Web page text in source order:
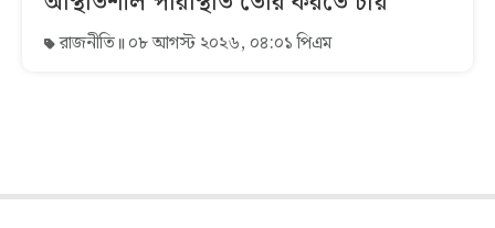
রাজনীতি ০৮ আগস্ট ২০২৬, ০৪:০১ পিএম